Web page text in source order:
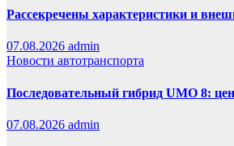
Рассекречены характеристики и
07.08.2026 admin
Новости автотранспорта
Последовательный гибрид UMO 8:
07.08.2026 admin